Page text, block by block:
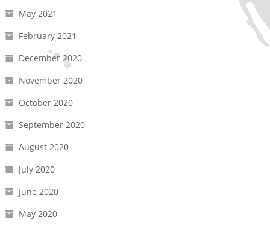
May 2021
February 2021
December 2020
November 2020
October 2020
September 2020
August 2020
July 2020
June 2020
May 2020